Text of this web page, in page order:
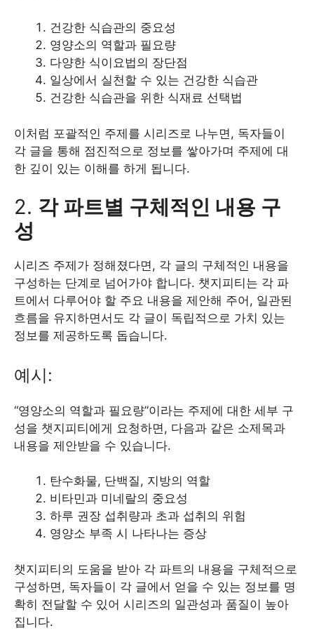
건강한 식습관의 중요성
영양소의 역할과 필요량
다양한 식이요법의 장단점
일상에서 실천할 수 있는 건강한 식습관
건강한 식습관을 위한 식재료 선택법
이처럼 포괄적인 주제를 시리즈로 나누면, 독자들이
각 글을 통해 점진적으로 정보를 쌓아가며 주제에 대
한 깊이 있는 이해를 하게 됩니다.
2. 각 파트별 구체적인 내용 구
성
시리즈 주제가 정해졌다면, 각 글의 구체적인 내용을
구성하는 단계로 넘어가야 합니다. 챗지피티는 각 파
트에서 다루어야 할 주요 내용을 제안해 주어, 일관된
흐름을 유지하면서도 각 글이 독립적으로 가치 있는
정보를 제공하도록 돕습니다.
예시:
“영양소의 역할과 필요량”이라는 주제에 대한 세부 구
성을 챗지피티에게 요청하면, 다음과 같은 소제목과
내용을 제안받을 수 있습니다.
탄수화물, 단백질, 지방의 역할
비타민과 미네랄의 중요성
하루 권장 섭취량과 초과 섭취의 위험
영양소 부족 시 나타나는 증상
챗지피티의 도움을 받아 각 파트의 내용을 구체적으로
구성하면, 독자들이 각 글에서 얻을 수 있는 정보를 명
확히 전달할 수 있어 시리즈의 일관성과 품질이 높아
집니다.